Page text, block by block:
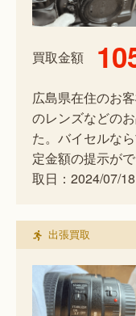
買取金額
広島県在住のお
のレンズなどの
た。バイセルな
定金額の提示が
取日：2024/07/18
出張買取